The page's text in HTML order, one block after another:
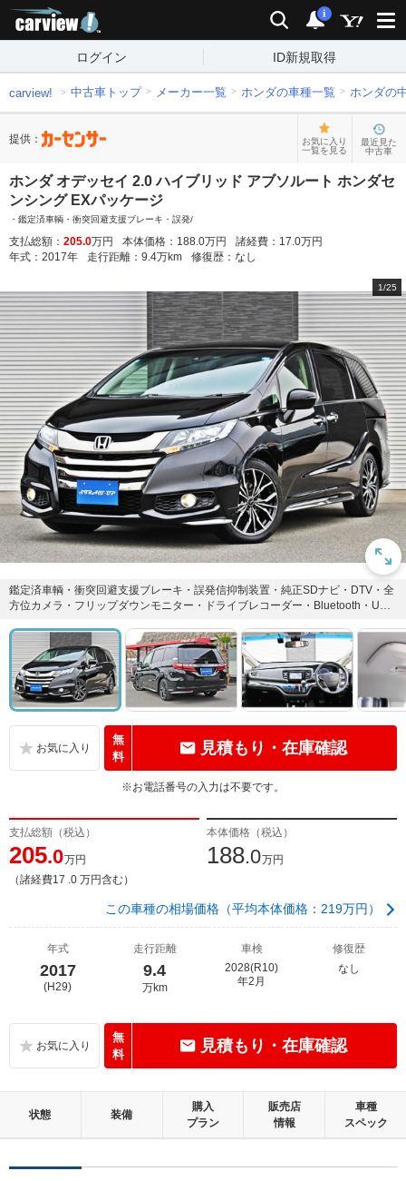
検索 通知
i
ログイン ID新規取得
carview! 中古車トップ メーカー一覧 ホンダの車種一覧 ホンダの
提供：
お気に入り
一覧を見る
最近見た
中古車
ホンダ オデッセイ 2.0 ハイブリッド アブソルート ホンダセ
ンシング EXパッケージ
・鑑定済車輌・衝突回避支援ブレーキ・誤発/
支払総額： 205.0万円 本体価格： 188.0万円 諸経費： 17.0万円
年式： 2017年 走行距離： 9.4万km 修復歴： なし
1/25
鑑定済車輌・衝突回避支援ブレーキ・誤発信抑制装置・純正SDナビ・DTV・全
方位カメラ・フリップダウンモニター・ドライブレコーダー・Bluetooth・US
無
料
見積もり・在庫確認
※お電話番号の入力は不要です。
支払総額（税込）
205.0万円
（諸経費17 .0 万円含む）
本体価格（税込）
188.0万円
この車種の相場価格（平均本体価格：219万円）
年式
2017
(H29)
走行距離
9.4
万km
車検
2028(R10)
年2月
修復歴
なし
無
料
見積もり・在庫確認
状態 装備
購入
プラン
販売店
情報
車種
スペック